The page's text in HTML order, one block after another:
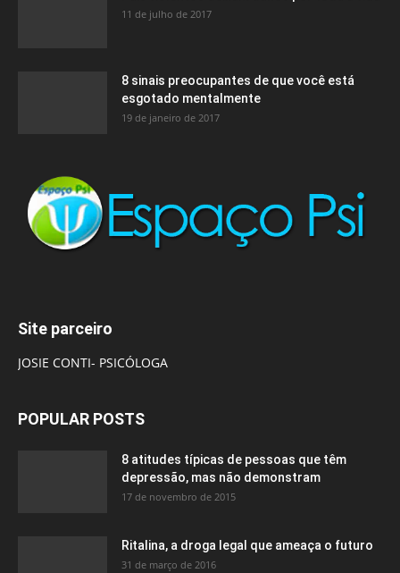
11 de julho de 2017
8 sinais preocupantes de que você está
esgotado mentalmente
19 de janeiro de 2017
Site parceiro
JOSIE CONTI- PSICÓLOGA
POPULAR POSTS
8 atitudes típicas de pessoas que têm
depressão, mas não demonstram
17 de novembro de 2015
Ritalina, a droga legal que ameaça o futuro
31 de março de 2016